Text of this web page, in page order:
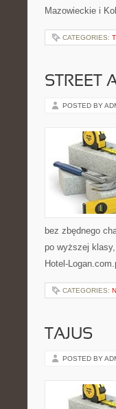
Mazowieckie i
CATEGORIES:
STREET
POSTED BY
bez zbędnego
po wyższej
Hotel-
CATEGORIES:
TAJUS
POSTED BY